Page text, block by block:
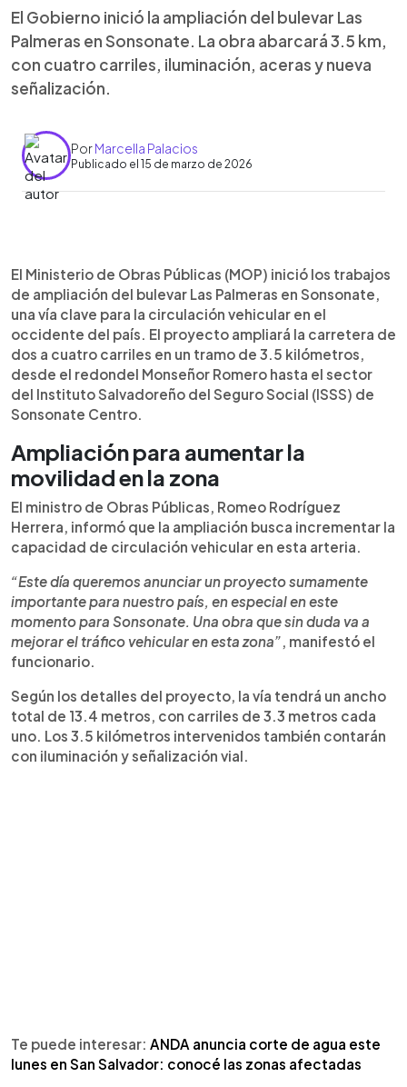
El Gobierno inició la ampliación del bulevar Las
Palmeras en Sonsonate. La obra abarcará 3.5 km,
con cuatro carriles, iluminación, aceras y nueva
señalización.
PorMarcella Palacios
Publicado el 15 de marzo de 2026
► Escuchar artículo
El Ministerio de Obras Públicas inició la ampliación
del bulevar Las Palmeras en Sonsonate, una vía
clave para la movilidad en el occidente del país. El
proyecto contempla ampliar de dos a cuatro
carriles un tramo de 3.5 kilómetros, desde el
redondel Monseñor Romero hasta el sector del
ISSS de Sonsonate Centro. La obra incluirá
iluminación, señalización vial y aceras peatonales
de 1.2 metros de ancho. Además, se construirá un
par vial en la zona del ferrocarril y se sembrarán
más de 1,000 árboles. Los trabajos se realizarán
en horario nocturno, de 8:00 p.m. a 5:00 a.m., con
una inversión superior a un millón de dólares y un
plazo estimado menor a cuatro meses.
El Ministerio de Obras Públicas (MOP) inició los trabajos
de ampliación del bulevar Las Palmeras en Sonsonate,
una vía clave para la circulación vehicular en el
occidente del país. El proyecto ampliará la carretera de
dos a cuatro carriles en un tramo de 3.5 kilómetros,
desde el redondel Monseñor Romero hasta el sector
del Instituto Salvadoreño del Seguro Social (ISSS) de
Sonsonate Centro.
Ampliación para aumentar la
movilidad en la zona
El ministro de Obras Públicas, Romeo Rodríguez
Herrera, informó que la ampliación busca incrementar la
capacidad de circulación vehicular en esta arteria.
“Este día queremos anunciar un proyecto sumamente
importante para nuestro país, en especial en este
momento para Sonsonate. Una obra que sin duda va a
mejorar el tráfico vehicular en esta zona”, manifestó el
funcionario.
Según los detalles del proyecto, la vía tendrá un ancho
total de 13.4 metros, con carriles de 3.3 metros cada
uno. Los 3.5 kilómetros intervenidos también contarán
con iluminación y señalización vial.
Te puede interesar: ANDA anuncia corte de agua este
lunes en San Salvador: conocé las zonas afectadas